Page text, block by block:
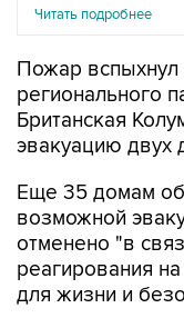
Читать подробнее
Пожар вспыхнул
регионального
Британская
эвакуацию
Еще 35 домам
возможной
отменено "в
реагирования
для жизни и